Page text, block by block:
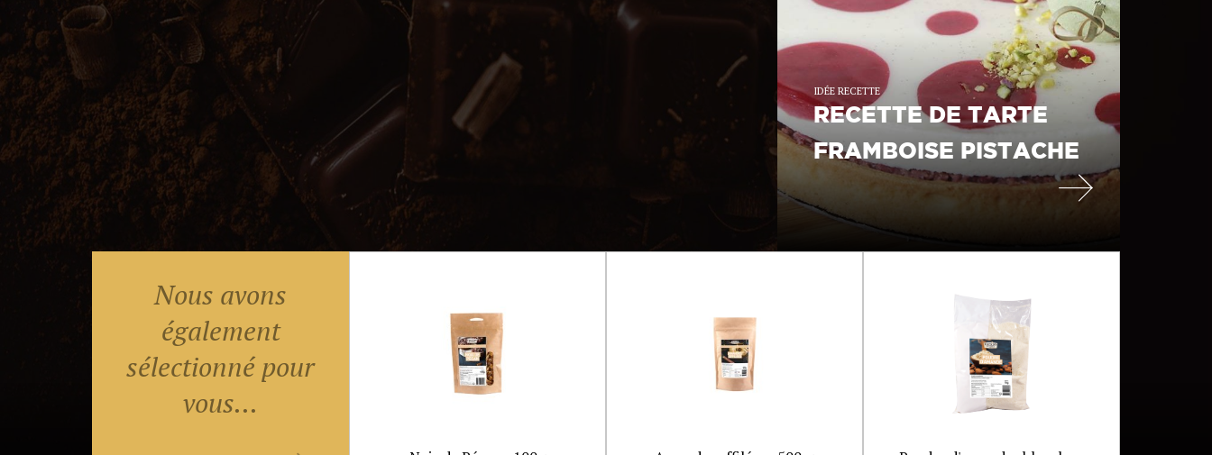
IDÉE RECETTE
RECETTE DE TARTE
FRAMBOISE PISTACHE
Nous avons
également
sélectionné pour
vous...